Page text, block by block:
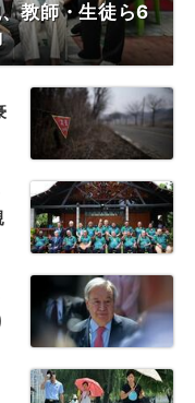
教師・生徒ら6